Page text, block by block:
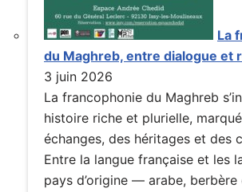
La
du Maghreb, entre dialogue et
3 juin 2026
La francophonie du Maghreb
histoire riche et plurielle,
échanges, des héritages et des
Entre la langue française et les
pays d’origine — arabe,